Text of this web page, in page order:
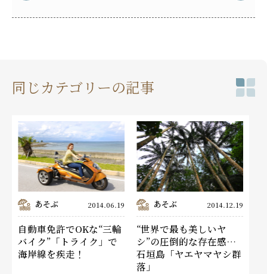
同じカテゴリーの記事
あそぶ 2014.06.19
自動車免許でOKな“三輪
バイク”「トライク」で
海岸線を疾走！
あそぶ 2014.12.19
“世界で最も美しいヤ
シ”の圧倒的な存在感…
石垣島「ヤエヤマヤシ群
落」